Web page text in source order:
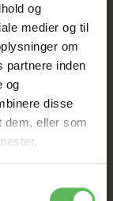
og
medier og til
om
partnere inden
og
disse
dem, eller som
ER